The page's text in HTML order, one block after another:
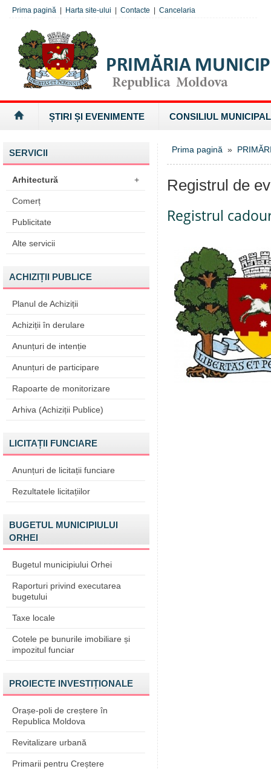
Prima pagină Harta site-ului Contacte Cancelaria
ȘTIRI ȘI EVENIMENTE CONSILIUL MUNICIPAL
SERVICII
Arhitectură +
Comerț
Publicitate
Alte servicii
ACHIZIȚII PUBLICE
Planul de Achiziții
Achiziții în derulare
Anunțuri de intenție
Anunțuri de participare
Rapoarte de monitorizare
Arhiva (Achiziții Publice)
LICITAȚII FUNCIARE
Anunțuri de licitații funciare
Rezultatele licitațiilor
BUGETUL MUNICIPIULUI
ORHEI
Bugetul municipiului Orhei
Raporturi privind executarea
bugetului
Taxe locale
Cotele pe bunurile imobiliare și
impozitul funciar
PROIECTE INVESTIȚIONALE
Orașe-poli de creștere în
Republica Moldova
Revitalizare urbană
Primarii pentru Creștere
Prima pagină »
Registrul de
Registrul